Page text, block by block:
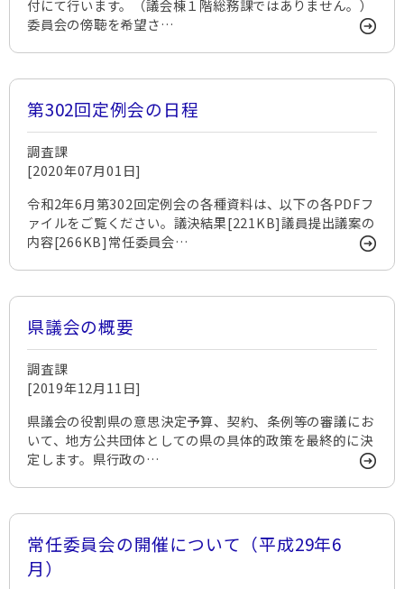
付にて行います。（議会棟１階総務課ではありません。）
委員会の傍聴を希望さ…
第302回定例会の日程
調査課
[2020年07月01日]
令和2年6月第302回定例会の各種資料は、以下の各PDFフ
ァイルをご覧ください。議決結果[221KB]議員提出議案の
内容[266KB]常任委員会…
県議会の概要
調査課
[2019年12月11日]
県議会の役割県の意思決定予算、契約、条例等の審議にお
いて、地方公共団体としての県の具体的政策を最終的に決
定します。県行政の…
常任委員会の開催について（平成29年6
月）